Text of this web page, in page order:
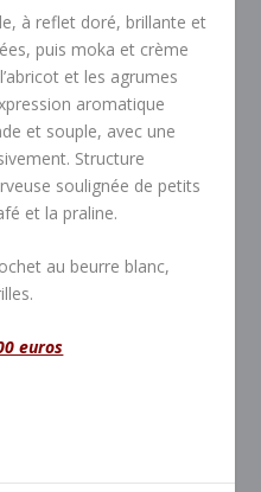
à reflet doré, brillante et
puis moka et crème
et les agrumes
aromatique
et souple, avec une
Structure
soulignée de petits
et la praline.
au beurre blanc,
euros